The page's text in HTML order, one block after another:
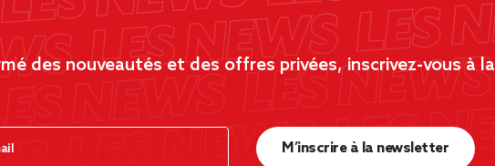
des nouveautés et des offres privées, inscrivez-vous à la
M’inscrire à la newsletter